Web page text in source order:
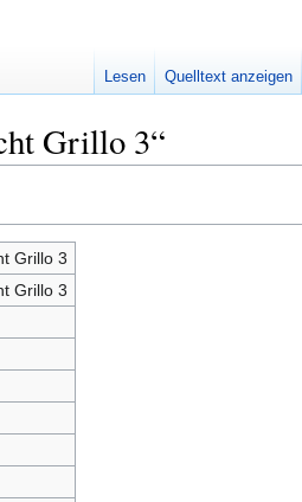
Grillo 3“
Grillo 3
Grillo 3
Lesen Quelltext anzeigen